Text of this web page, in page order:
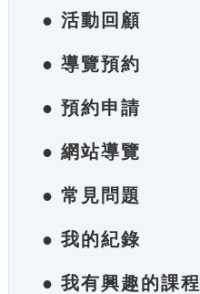
● 活動回顧
● 導覽預約
● 預約申請
● 網站導覽
● 常見問題
● 我的紀錄
● 我有興趣的課程